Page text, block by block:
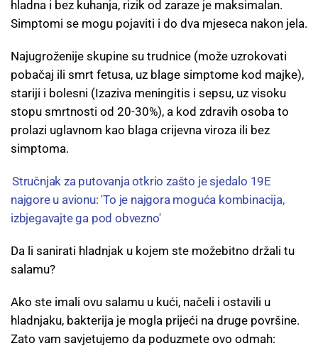
hladna i bez kuhanja, rizik od zaraze je maksimalan.
Simptomi se mogu pojaviti i do dva mjeseca nakon jela.
Najugroženije skupine su trudnice (može uzrokovati
pobačaj ili smrt fetusa, uz blage simptome kod majke),
stariji i bolesni (Izaziva meningitis i sepsu, uz visoku
stopu smrtnosti od 20-30%), a kod zdravih osoba to
prolazi uglavnom kao blaga crijevna viroza ili bez
simptoma.
Stručnjak za putovanja otkrio zašto je sjedalo 19E
najgore u avionu: 'To je najgora moguća kombinacija,
izbjegavajte ga pod obvezno'
Da li sanirati hladnjak u kojem ste možebitno držali tu
salamu?
Ako ste imali ovu salamu u kući, načeli i ostavili u
hladnjaku, bakterija je mogla prijeći na druge površine.
Zato vam savjetujemo da poduzmete ovo odmah: